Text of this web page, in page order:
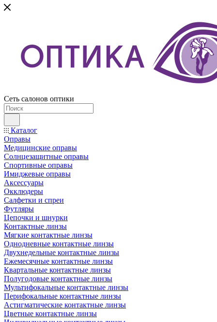
Сеть салонов оптики
Каталог
Оправы
Медицинские оправы
Солнцезащитные оправы
Спортивные оправы
Имиджевые оправы
Аксессуары
Окклюдеры
Салфетки и спреи
Футляры
Цепочки и шнурки
Контактные линзы
Мягкие контактные линзы
Однодневные контактные линзы
Двухнедельные контактные линзы
Ежемесячные контактные линзы
Квартальные контактные линзы
Полугодовые контактные линзы
Мультифокальные контактные линзы
Перифокальные контактные линзы
Астигматические контактные линзы
Цветные контактные линзы